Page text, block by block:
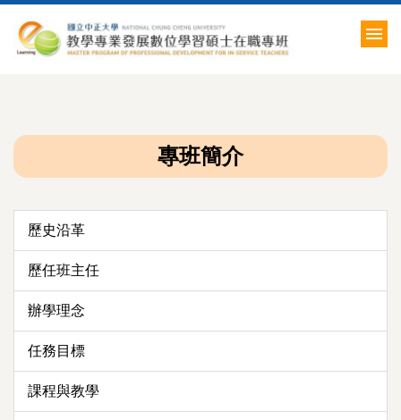
到
主
區
專班簡介
歷史沿革
歷任班主任
辦學理念
任務目標
課程與教學